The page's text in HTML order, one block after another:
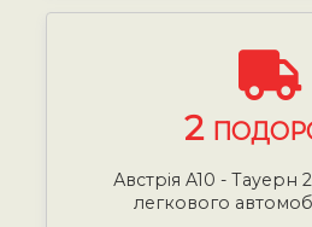
2
Австрія A10 - Тауерн
легкового